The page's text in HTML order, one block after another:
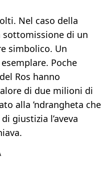
Nel caso della
sottomissione di un
simbolico. Un
Poche
Ros hanno
di due milioni di
alla ’ndrangheta che
giustizia l’aveva